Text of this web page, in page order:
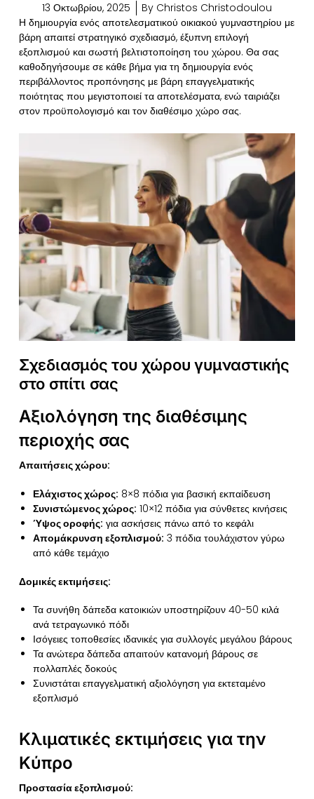
13 Οκτωβρίου, 2025 By Christos Christodoulou
Η δημιουργία ενός αποτελεσματικού οικιακού γυμναστηρίου με
βάρη απαιτεί στρατηγικό σχεδιασμό, έξυπνη επιλογή
εξοπλισμού και σωστή βελτιστοποίηση του χώρου. Θα σας
καθοδηγήσουμε σε κάθε βήμα για τη δημιουργία ενός
περιβάλλοντος προπόνησης με βάρη επαγγελματικής
ποιότητας που μεγιστοποιεί τα αποτελέσματα, ενώ ταιριάζει
στον προϋπολογισμό και τον διαθέσιμο χώρο σας.
Σχεδιασμός του χώρου γυμναστικής
στο σπίτι σας
Αξιολόγηση της διαθέσιμης
περιοχής σας
Απαιτήσεις χώρου:
Ελάχιστος χώρος: 8×8 πόδια για βασική εκπαίδευση
Συνιστώμενος χώρος: 10×12 πόδια για σύνθετες κινήσεις
Ύψος οροφής: για ασκήσεις πάνω από το κεφάλι
Απομάκρυνση εξοπλισμού: 3 πόδια τουλάχιστον γύρω
από κάθε τεμάχιο
Δομικές εκτιμήσεις:
Τα συνήθη δάπεδα κατοικιών υποστηρίζουν 40-50 κιλά
ανά τετραγωνικό πόδι
Ισόγειες τοποθεσίες ιδανικές για συλλογές μεγάλου βάρους
Τα ανώτερα δάπεδα απαιτούν κατανομή βάρους σε
πολλαπλές δοκούς
Συνιστάται επαγγελματική αξιολόγηση για εκτεταμένο
εξοπλισμό
Κλιματικές εκτιμήσεις για την
Κύπρο
Προστασία εξοπλισμού: